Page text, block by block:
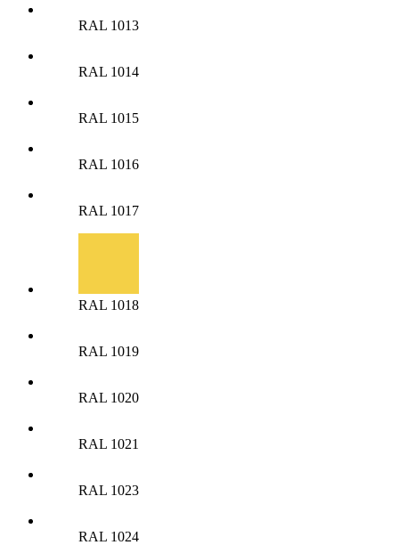
RAL 1013
RAL 1014
RAL 1015
RAL 1016
RAL 1017
RAL 1018
RAL 1019
RAL 1020
RAL 1021
RAL 1023
RAL 1024